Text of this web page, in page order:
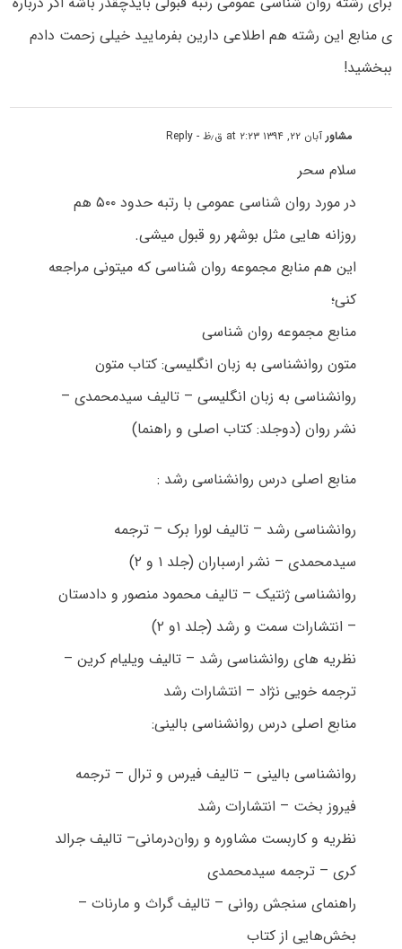
ی منابع این رشته هم اطلاعی دارین بفرمایید خیلی زحمت دادم
ببخشید!
مشاورآبان ۲۲, ۱۳۹۴ at ۲:۲۳ ق٫ظ - Reply
سلام سحر
در مورد روان شناسی عمومی با رتبه حدود ۵۰۰ هم
روزانه هایی مثل بوشهر رو قبول میشی.
این هم منابع مجموعه روان شناسی که میتونی مراجعه
کنی؛
منابع مجموعه روان شناسی
متون روانشناسی به زبان انگلیسی: کتاب متون
روانشناسی به زبان انگلیسی – تالیف سیدمحمدی –
نشر روان (دوجلد: کتاب اصلی و راهنما)
منابع اصلی درس روانشناسی رشد :
روانشناسی رشد – تالیف لورا برک – ترجمه
سیدمحمدی – نشر ارسباران (جلد ۱ و ۲)
روانشناسی ژنتیک – تالیف محمود منصور و دادستان
– انتشارات سمت و رشد (جلد ۱و ۲)
نظریه های روانشناسی رشد – تالیف ویلیام کرین –
ترجمه خویی نژاد – انتشارات رشد
منابع اصلی درس روانشناسی بالینی:
روانشناسی بالینی – تالیف فیرس و ترال – ترجمه
فیروز بخت – انتشارات رشد
نظریه و کاربست مشاوره و روان‌درمانی– تالیف جرالد
کری – ترجمه سیدمحمدی
راهنمای سنجش روانی – تالیف گراث و مارنات –
بخش‌هایی از کتاب